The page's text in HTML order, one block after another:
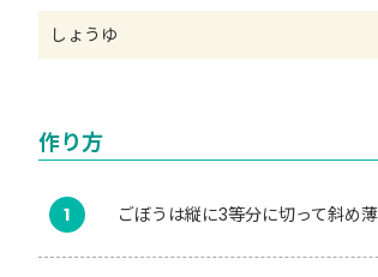
しょうゆ
作り方
1 ごぼうは縦に3等分に切って斜め